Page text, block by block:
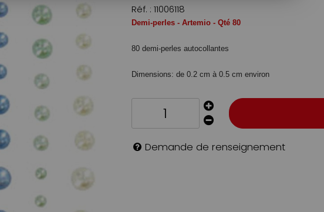
Réf. : 11006118
Demi-perles - Artemio - Qté 80
80 demi-perles autocollantes
Dimensions: de 0.2 cm à 0.5 cm environ
Demande de renseignement